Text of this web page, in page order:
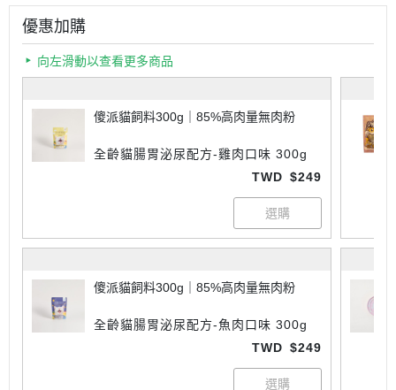
優惠加購
向左滑動以查看更多商品
傻派貓飼料300g｜85%高肉量無肉粉
全齡貓腸胃泌尿配方-雞肉口味 300g
TWD $249
傻派貓飼料300g｜85%高肉量無肉粉
全齡貓腸胃泌尿配方-魚肉口味 300g
TWD $249